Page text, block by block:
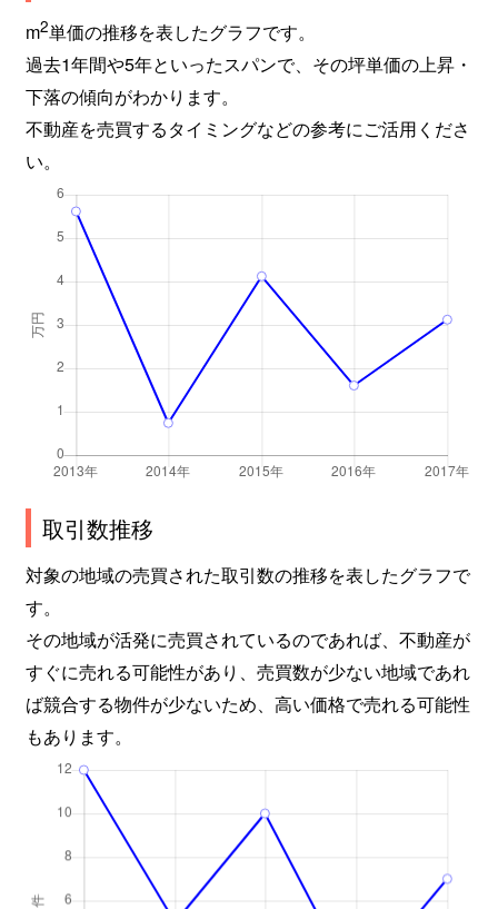
m2単価の推移を表したグラフです。
過去1年間や5年といったスパンで、その坪単価の上昇・
下落の傾向がわかります。
不動産を売買するタイミングなどの参考にご活用くださ
い。
取引数推移
対象の地域の売買された取引数の推移を表したグラフで
す。
その地域が活発に売買されているのであれば、不動産が
すぐに売れる可能性があり、売買数が少ない地域であれ
ば競合する物件が少ないため、高い価格で売れる可能性
もあります。